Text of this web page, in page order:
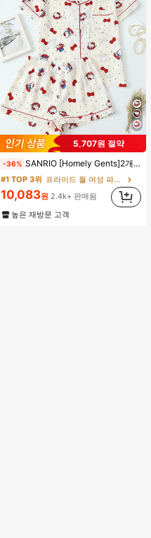
5,707원 절약
-36% SANRIO [Homely Gents]2개/세트 여성 프린트 라펠 반팔 버튼 포켓 상의 및 보우 반바지 잠옷 세트, 캐주얼 홈웨어, 봄/여름에 적합
#1 TOP 3위
프라이드 월 여성 파자마 세트
거의 매진!
(1000+)
#1 TOP 3위
프라이드 월 여성 파자마 세트
거의 매진!
(1000+)
#1 TOP 3위
프라이드 월 여성 파자마 세트
거의 매진!
(1000+)
프라이드 월 여성 파자마 세트
거의 매진!
10,083원 2.4k+ 판매됨
높은 재방문 고객